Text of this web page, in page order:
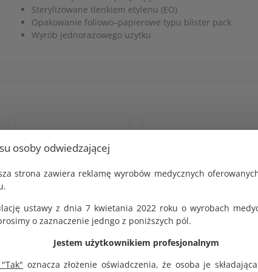
osoby odwiedzającej
strona zawiera reklamę wyrobów medycznych
ustawy z dnia 7 kwietania 2022 roku o wyrobach
o zaznaczenie jedngo z poniższych pól.
Jestem użytkownikiem profesjonalnym
oznacza złożenie oświadczenia, że osoba je
Sterylizowane tlenkiem etylenu (EO)
Opakowanie foliowo–papierowe typu blister pack
Wyrób jednorazowego użytku
Igła iniekcyjna sterylna
KD-Fine
Igła iniekcyjna sterylna
KD-Fine